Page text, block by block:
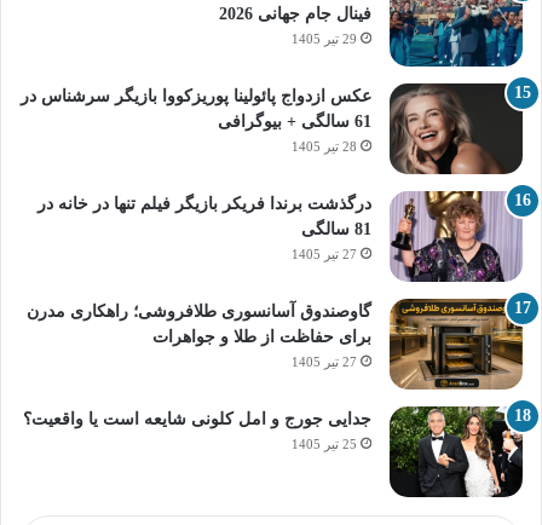
فینال جام جهانی 2026
29 تیر 1405
عکس ازدواج پائولینا پوریزکووا بازیگر سرشناس در
61 سالگی + بیوگرافی
28 تیر 1405
درگذشت برندا فریکر بازیگر فیلم تنها در خانه در
81 سالگی
27 تیر 1405
گاوصندوق آسانسوری طلافروشی؛ راهکاری مدرن
برای حفاظت از طلا و جواهرات
27 تیر 1405
جدایی جورج و امل کلونی شایعه است یا واقعیت؟
25 تیر 1405